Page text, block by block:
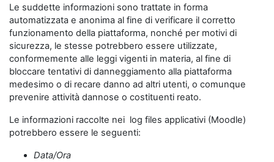
Le suddette informazioni sono trattate in forma
automatizzata e anonima al fine di verificare il corretto
funzionamento della piattaforma, nonché per motivi di
sicurezza, le stesse potrebbero essere utilizzate,
conformemente alle leggi vigenti in materia, al fine di
bloccare tentativi di danneggiamento alla piattaforma
medesimo o di recare danno ad altri utenti, o comunque
prevenire attività dannose o costituenti reato.
Le informazioni raccolte nei log files applicativi (Moodle)
potrebbero essere le seguenti:
Data/Ora